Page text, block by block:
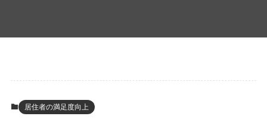
居住者の満足度向上